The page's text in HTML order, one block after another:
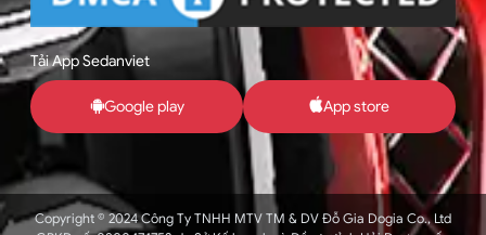
Tải App Sedanviet
Google play App store
Copyright © 2024 Công Ty TNHH MTV TM & DV Đỗ Gia Dogia Co., Ltd